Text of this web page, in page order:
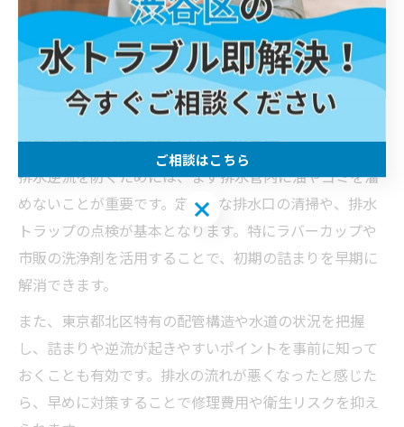
は、配管の老朽化も重なり、詰まりやすさが増す傾向に
あります。油汚れは見た目では分かりにくいため、日常
的な管理を怠ると逆流などのトラブルに発展するリスク
が高まります。
排水逆流を防ぐ台所詰まり対策の基礎
排水逆流を防ぐためには、まず排水管内に油やゴミを溜
めないことが重要です。定期的な排水口の清掃や、排水
トラップの点検が基本となります。特にラバーカップや
市販の洗浄剤を活用することで、初期の詰まりを早期に
解消できます。
また、東京都北区特有の配管構造や水道の状況を把握
し、詰まりや逆流が起きやすいポイントを事前に知って
おくことも有効です。排水の流れが悪くなったと感じた
ら、早めに対策することで修理費用や衛生リスクを抑え
ご相談はこちら
ご相談はこちら